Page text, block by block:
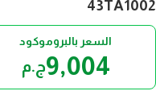
43TA1002
السعر بالبروموكود
9,004ج.م